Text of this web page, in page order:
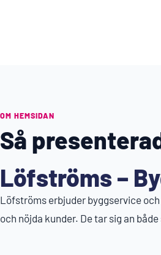
OM HEMSIDAN
Så
Löfströms –
Löfströms erbjuder byggservice
och nöjda kunder. De tar sig an